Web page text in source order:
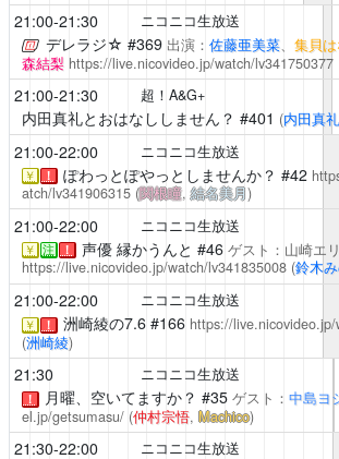
21:00-21:30 ニコニコ生放送
デレラジ☆ #369 出演： 佐藤亜美菜、 集貝
森結梨 https://live.nicovideo.jp/watch/lv341750377
21:00-21:30 超！A&G+
内田真礼とおはなししません？ #401 (内田真礼
21:00-22:00 ニコニコ生放送
￥ ！ ぽわっとぽやっとしませんか？ #42
atch/lv341906315 (関根瞳,結名美月)
21:00-22:00 ニコニコ生放送
￥ 注 ！ 声優 縁かうんと #46 ゲスト：山崎エ
https://live.nicovideo.jp/watch/lv341835008 (鈴木
21:00-22:00 ニコニコ生放送
￥ ！ 洲崎綾の7.6#166 https://
(洲崎綾)
21:30 ニコニコ生放送
！ 月曜、空いてますか？ #35 ゲスト： 中島ヨ
el.jp/getsumasu/ (仲村宗悟, Machico)
21:30-22:00 ニコニコ生放送